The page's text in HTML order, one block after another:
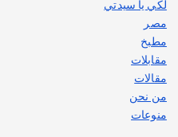
لكي يا سيدتي
مصر
مطبخ
مقابلات
مقالات
من نحن
منوعات